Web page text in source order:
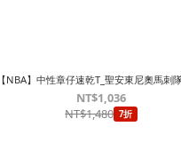
【NBA】中性章仔速乾T_聖安東尼奧馬刺
NT$1,036
NT$1,480 7折